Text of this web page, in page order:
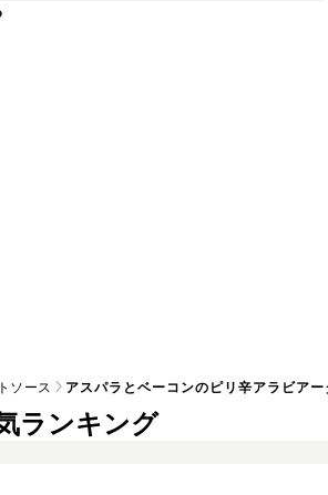
たてをお召し上がりいただくことをお
ソース アスパラとベーコンのピリ辛アラビアー
ランキング